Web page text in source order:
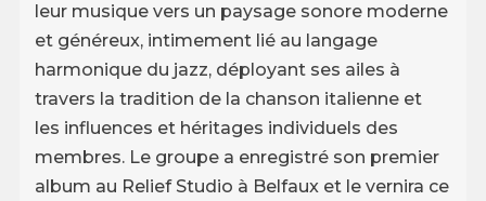
leur musique vers un paysage sonore moderne
et généreux, intimement lié au langage
harmonique du jazz, déployant ses ailes à
travers la tradition de la chanson italienne et
les influences et héritages individuels des
membres. Le groupe a enregistré son premier
album au Relief Studio à Belfaux et le vernira ce